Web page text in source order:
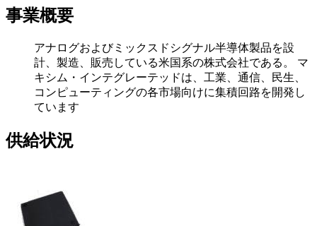
事業概要
アナログおよびミックスドシグナル半導体製品を設
計、製造、販売している米国系の株式会社である。 マ
キシム・インテグレーテッドは、工業、通信、民生、
コンピューティングの各市場向けに集積回路を開発し
ています
供給状況